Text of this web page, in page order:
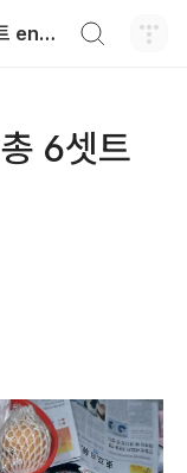
와일드진생WG엔터테인먼트 entertainment
6셋트